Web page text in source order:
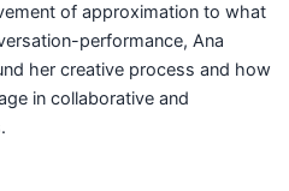
of approximation to what
performance, Ana
her creative process and how
in collaborative and